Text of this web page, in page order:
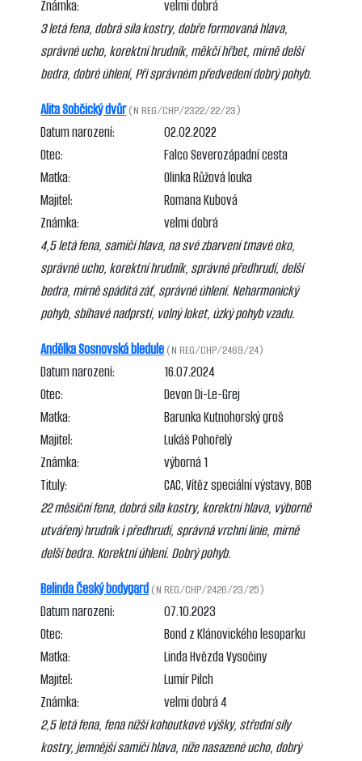
Známka:
velmi dobrá
3 letá fena, dobrá síla kostry, dobře formovaná hlava,
správné ucho, korektní hrudník, měkčí hřbet, mírně delší
bedra, dobré úhlení, Při správném předvedení dobrý pohyb.
Alita Sobčický dvůr(N REG/CHP/2322/22/23)
Datum narození:
02.02.2022
Otec:
Falco Severozápadní cesta
Matka:
Olinka Růžová louka
Majitel:
Romana Kubová
Známka:
velmi dobrá
4,5 letá fena, samičí hlava, na své zbarvení tmavé oko,
správné ucho, korektní hrudník, správné předhrudí, delší
bedra, mírně spáditá záť, správné úhlení. Neharmonický
pohyb, sbíhavé nadprstí, volný loket, úzký pohyb vzadu.
Andělka Sosnovská bledule (N REG/CHP/2469/24)
Datum narození:
16.07.2024
Otec:
Devon Di-Le-Grej
Matka:
Barunka Kutnohorský groš
Majitel:
Lukáš Pohořelý
Známka:
výborná 1
Tituly:
CAC, Vítěz speciální výstavy, BOB
22 měsíční fena, dobrá síla kostry, korektní hlava, výborně
utvářený hrudník i předhrudí, správná vrchní linie, mírně
delší bedra. Korektní úhlení. Dobrý pohyb.
Belinda Český bodygard (N REG/CHP/2426/23/25)
Datum narození:
07.10.2023
Otec:
Bond z Klánovického lesoparku
Matka:
Linda Hvězda Vysočiny
Majitel:
Lumír Pilch
Známka:
velmi dobrá 4
2,5 letá fena, fena nižší kohoutkové výšky, střední síly
kostry, jemnější samičí hlava, níže nasazené ucho, dobrý